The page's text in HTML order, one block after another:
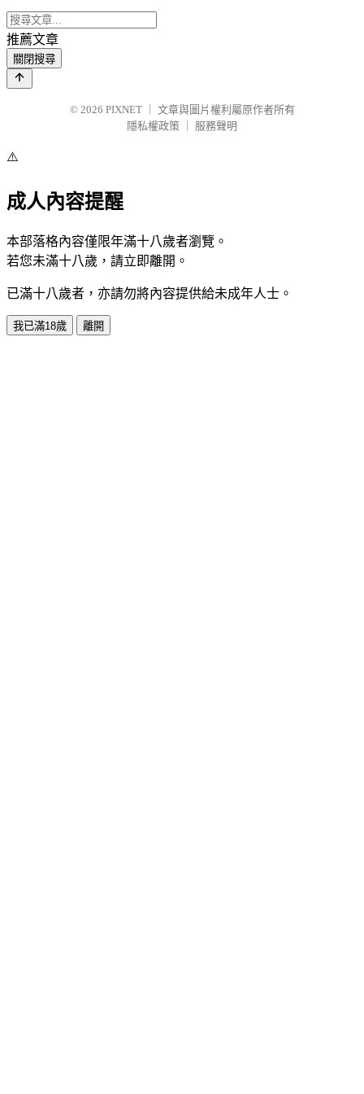
推薦文章
關閉搜尋
© 2026 PIXNET
文章與圖片權利屬原作者所有
隱私權政策
服務聲明
⚠️
成人內容提醒
本部落格內容僅限年滿十八歲者瀏覽。
若您未滿十八歲，請立即離開。
已滿十八歲者，亦請勿將內容提供給未成年人士。
我已滿18歲 離開